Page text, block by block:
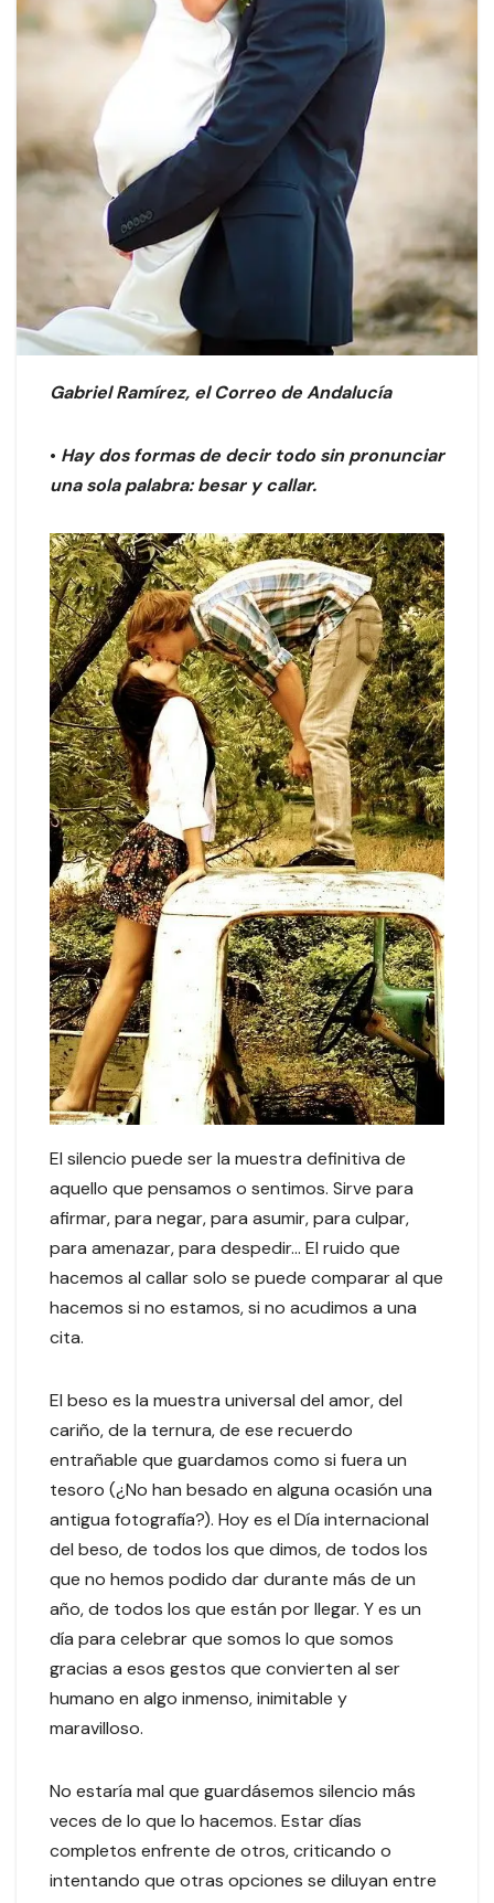
Gabriel Ramírez, el Correo de Andalucía
• Hay dos formas de decir todo sin pronunciar
una sola palabra: besar y callar.
El silencio puede ser la muestra definitiva de
aquello que pensamos o sentimos. Sirve para
afirmar, para negar, para asumir, para culpar,
para amenazar, para despedir… El ruido que
hacemos al callar solo se puede comparar al que
hacemos si no estamos, si no acudimos a una
cita.
El beso es la muestra universal del amor, del
cariño, de la ternura, de ese recuerdo
entrañable que guardamos como si fuera un
tesoro (¿No han besado en alguna ocasión una
antigua fotografía?). Hoy es el Día internacional
del beso, de todos los que dimos, de todos los
que no hemos podido dar durante más de un
año, de todos los que están por llegar. Y es un
día para celebrar que somos lo que somos
gracias a esos gestos que convierten al ser
humano en algo inmenso, inimitable y
maravilloso.
No estaría mal que guardásemos silencio más
veces de lo que lo hacemos. Estar días
completos enfrente de otros, criticando o
intentando que otras opciones se diluyan entre